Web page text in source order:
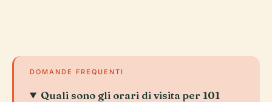
DOMANDE FREQUENTI
Quali sono gli orari di visita per 101